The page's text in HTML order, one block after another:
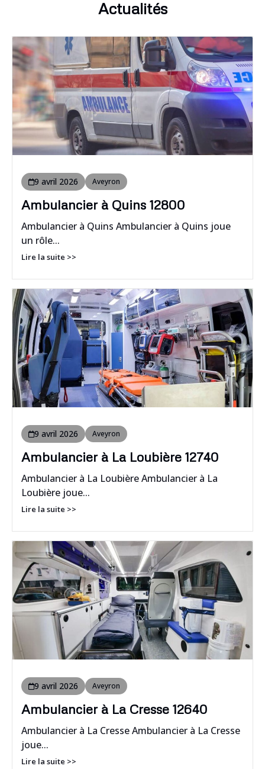
Actualités
9 avril 2026 Aveyron
Ambulancier à Quins 12800
Ambulancier à Quins Ambulancier à Quins joue
un rôle...
Lire la suite >>
9 avril 2026 Aveyron
Ambulancier à La Loubière 12740
Ambulancier à La Loubière Ambulancier à La
Loubière joue...
Lire la suite >>
9 avril 2026 Aveyron
Ambulancier à La Cresse 12640
Ambulancier à La Cresse Ambulancier à La Cresse
joue...
Lire la suite >>